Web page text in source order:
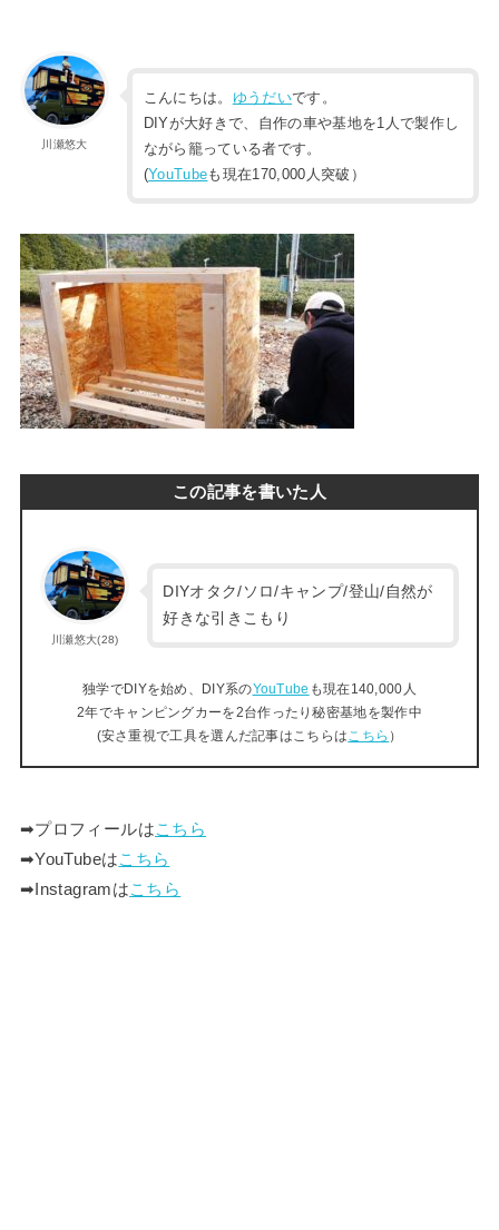
川瀬悠大
こんにちは。 ゆうだいです。
DIYが大好きで、自作の車や基地を1人で製作し
ながら籠っている者です。
(YouTubeも現在170,000人突破）
この記事を書いた人
川瀬悠大(28)
DIYオタク/ソロ/キャンプ/登山/自然が
好きな引きこもり
独学でDIYを始め、DIY系のYouTube も現在140,000人
2年でキャンピングカーを2台作ったり秘密基地を製作中
(安さ重視で工具を選んだ記事はこちらは こちら ）
➡︎プロフィールはこちら
➡︎YouTubeはこちら
➡︎Instagramはこちら